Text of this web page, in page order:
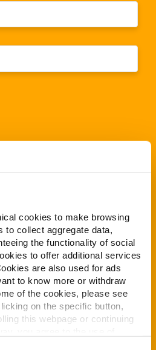
cookies to make browsing
collect aggregate data,
the functionality of social
to offer additional services
are also used for ads
to know more or withdraw
of the cookies, please see
on the specific button,
this webpage or continuing
Reintegration Economy
(Fondazione Capellino)
gatti (Almo Nature)
dei miei dati e dichiaro di aver